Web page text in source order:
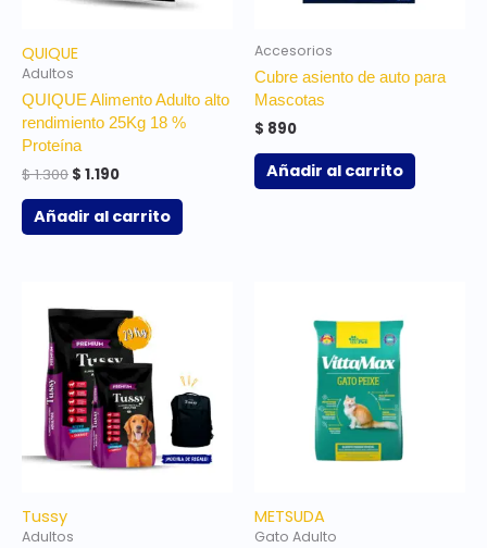
QUIQUE
Adultos
QUIQUE Alimento Adulto alto
rendimiento 25Kg 18 %
Proteína
$1.300 $ 1.190
Añadir al carrito
Accesorios
Cubre asiento de auto para
Mascotas
$ 890
Añadir al carrito
Tussy
Adultos
METSUDA
Gato Adulto